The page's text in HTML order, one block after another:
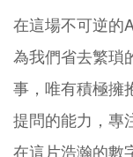
在這場不可逆的
為我們省去繁瑣
事，唯有積極擁
提問的能力，專
在這片浩瀚的數